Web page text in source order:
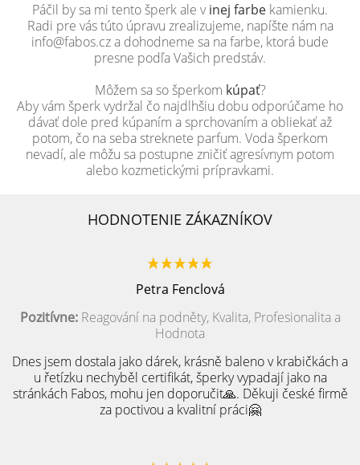
Páčil by sa mi tento šperk ale vinej farbe kamienku.
Radi pre vás túto úpravu zrealizujeme, napíšte nám na
info@fabos.cz a dohodneme sa na farbe, ktorá bude
presne podľa Vašich predstáv.
Môžem sa so šperkom kúpať?
Aby vám šperk vydržal čo najdlhšiu dobu odporúčame ho
dávať dole pred kúpaním a sprchovaním a obliekať až
potom, čo na seba streknete parfum. Voda šperkom
nevadí, ale môžu sa postupne zničiť agresívnym potom
alebo kozmetickými prípravkami.
HODNOTENIE ZÁKAZNÍKOV
Petra Fenclová
Pozitívne:Reagování na podněty, Kvalita, Profesionalita a
Hodnota
Dnes jsem dostala jako dárek, krásně baleno v krabičkách a
u řetízku nechyběl certifikát, šperky vypadají jako na
stránkách Fabos, mohu jen doporučit🙏. Děkuji české firmě
za poctivou a kvalitní práci🤗